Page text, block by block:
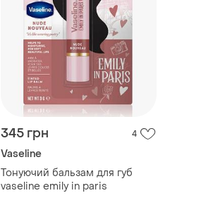
345 грн 4
Vaseline
Тонуючий бальзам для губ
vaseline emily in paris